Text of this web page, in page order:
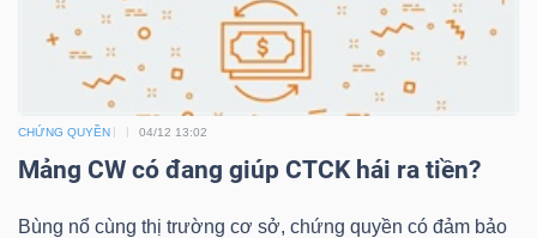
CHỨNG QUYỀN 04/12 13:02
Mảng CW có đang giúp CTCK hái ra tiền?
Bùng nổ cùng thị trường cơ sở, chứng quyền có đảm bảo
PHÁI
SINH
TRÁI
PHIẾU